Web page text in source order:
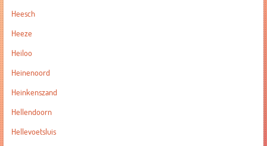
Heesch
Heeze
Heiloo
Heinenoord
Heinkenszand
Hellendoorn
Hellevoetsluis